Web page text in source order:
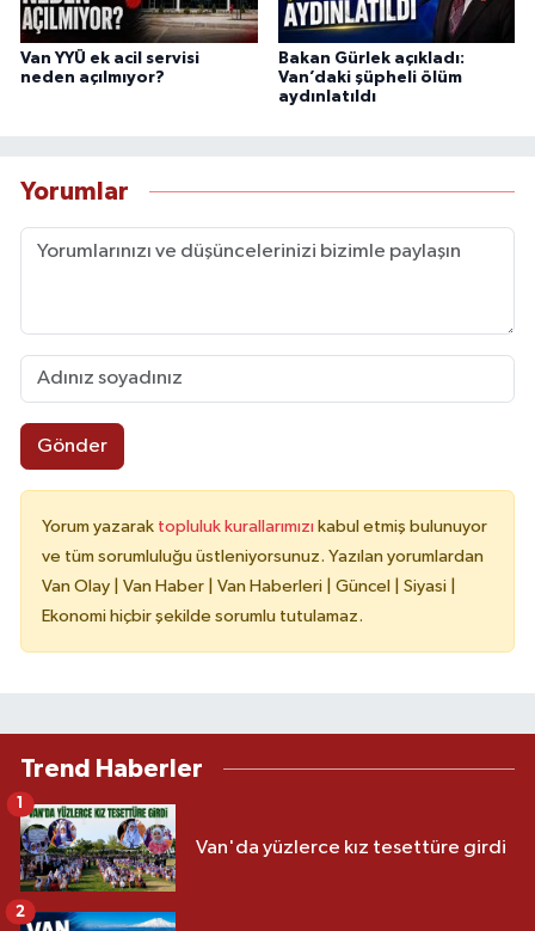
Van YYÜ ek acil servisi
neden açılmıyor?
Bakan Gürlek açıkladı:
Van’daki şüpheli ölüm
aydınlatıldı
Yorumlar
Gönder
Yorum yazarak topluluk kurallarımızı kabul etmiş bulunuyor
ve tüm sorumluluğu üstleniyorsunuz. Yazılan yorumlardan
Van Olay | Van Haber | Van Haberleri | Güncel | Siyasi |
Ekonomi hiçbir şekilde sorumlu tutulamaz.
Trend Haberler
Van'da yüzlerce kız tesettüre girdi
2